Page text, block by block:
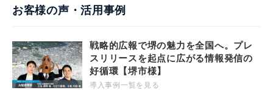
お客様の声・活用事例
戦略的広報で堺の魅力を全国へ。プレ
スリリースを起点に広がる情報発信の
好循環【堺市様】
導入事例一覧を見る